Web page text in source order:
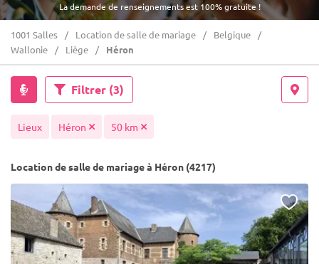
La demande de renseignements est 100% gratuite !
1001 Salles Location de salle de mariage
Belgique
Wallonie
Liège Héron
Filtrer (3)
Lieux Héron 50 km
Location de salle de mariage à Héron (4217)